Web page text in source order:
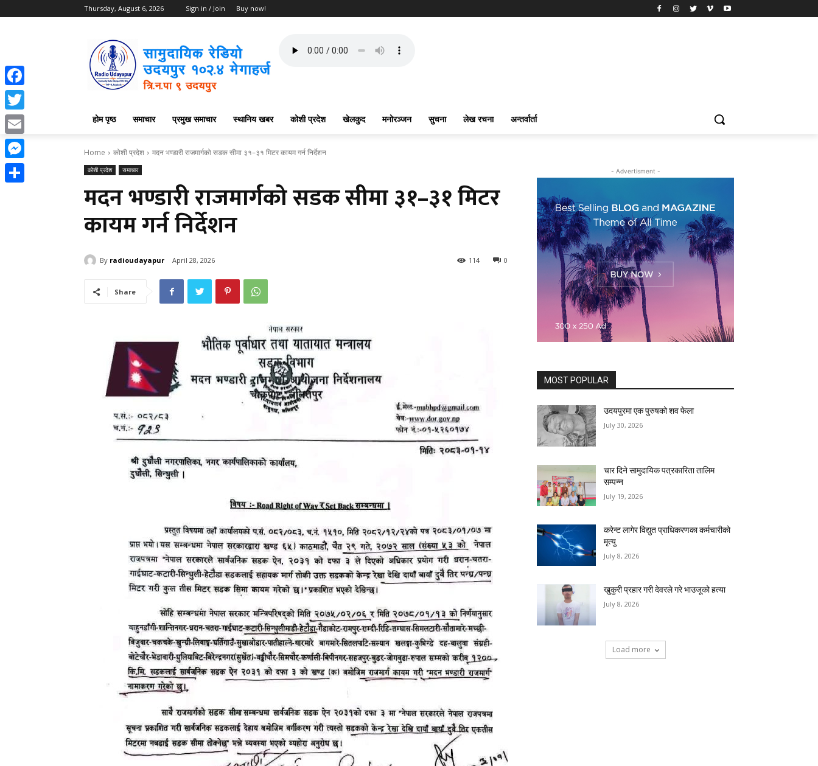
Thursday, August 6, 2026 Sign in / Join Buy now!
होम पृष्ठ समाचार प्रमुख समाचार स्थानिय खबर कोशी प्रदेश खेलकुद मनोरञ्जन सुचना लेख रचना अन्तर्वार्ता
Home कोशी प्रदेश मदन भण्डारी राजमार्गको सडक सीमा ३१–३१ मिटर कायम गर्न निर्देशन
कोशी प्रदेश समाचार
मदन भण्डारी राजमार्गको सडक सीमा ३१–३१ मिटर
कायम गर्न निर्देशन
By radioudayapur April 28, 2026 0
114
Share
- Advertisment -
MOST POPULAR
उदयपुरमा एक पुरुषको शव फेला
July 30, 2026
चार दिने सामुदायिक पत्रकारिता तालिम
सम्पन्न
July 19, 2026
करेन्ट लागेर विद्युत प्राधिकरणका कर्मचारीको
मृत्यु
July 8, 2026
खुकुरी प्रहार गरी देवरले गरे भाउजूको हत्या
July 8, 2026
Load more
Facebook
Twitter
Email
Messenger